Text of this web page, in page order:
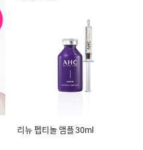
리뉴 펩티놀 앰플 30ml